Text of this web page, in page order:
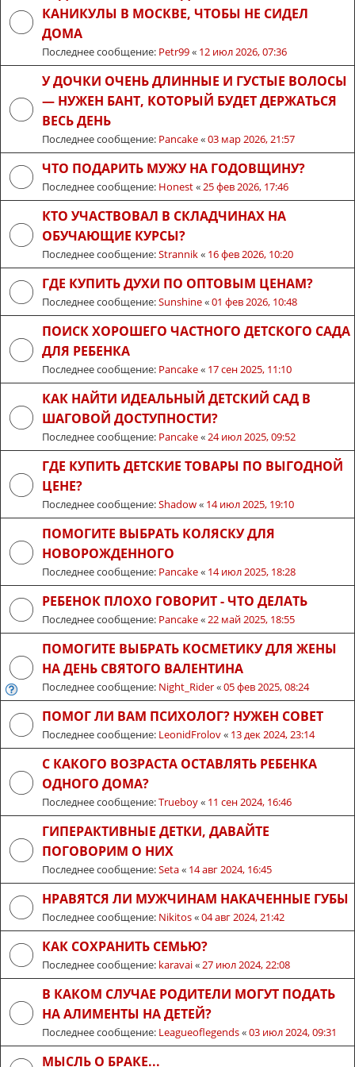
КАНИКУЛЫ В МОСКВЕ, ЧТОБЫ НЕ СИДЕЛ
ДОМА
Последнее сообщение: Petr99« 12 июл 2026, 07:36
У ДОЧКИ ОЧЕНЬ ДЛИННЫЕ И ГУСТЫЕ ВОЛОСЫ
— НУЖЕН БАНТ, КОТОРЫЙ БУДЕТ ДЕРЖАТЬСЯ
ВЕСЬ ДЕНЬ
Последнее сообщение: Pancake«03 мар 2026, 21:57
ЧТО ПОДАРИТЬ МУЖУ НА ГОДОВЩИНУ?
Последнее сообщение: Honest« 25 фев 2026, 17:46
КТО УЧАСТВОВАЛ В СКЛАДЧИНАХ НА
ОБУЧАЮЩИЕ КУРСЫ?
Последнее сообщение:Strannik« 16 фев 2026, 10:20
ГДЕ КУПИТЬ ДУХИ ПО ОПТОВЫМ ЦЕНАМ?
Последнее сообщение:Sunshine«01 фев 2026, 10:48
ПОИСК ХОРОШЕГО ЧАСТНОГО ДЕТСКОГО САДА
ДЛЯ РЕБЕНКА
Последнее сообщение: Pancake« 17 сен 2025, 11:10
КАК НАЙТИ ИДЕАЛЬНЫЙ ДЕТСКИЙ САД В
ШАГОВОЙ ДОСТУПНОСТИ?
Последнее сообщение: Pancake« 24 июл 2025, 09:52
ГДЕ КУПИТЬ ДЕТСКИЕ ТОВАРЫ ПО ВЫГОДНОЙ
ЦЕНЕ?
Последнее сообщение:Shadow« 14 июл 2025, 19:10
ПОМОГИТЕ ВЫБРАТЬ КОЛЯСКУ ДЛЯ
НОВОРОЖДЕННОГО
Последнее сообщение: Pancake« 14 июл 2025, 18:28
РЕБЕНОК ПЛОХО ГОВОРИТ - ЧТО ДЕЛАТЬ
Последнее сообщение: Pancake« 22 май 2025, 18:55
ПОМОГИТЕ ВЫБРАТЬ КОСМЕТИКУ ДЛЯ ЖЕНЫ
НА ДЕНЬ СВЯТОГО ВАЛЕНТИНА
Последнее сообщение: Night_Rider«05 фев 2025, 08:24
ПОМОГ ЛИ ВАМ ПСИХОЛОГ? НУЖЕН СОВЕТ
Последнее сообщение: LeonidFrolov« 13 дек 2024, 23:14
С КАКОГО ВОЗРАСТА ОСТАВЛЯТЬ РЕБЕНКА
ОДНОГО ДОМА?
Последнее сообщение:Trueboy« 11 сен 2024, 16:46
ГИПЕРАКТИВНЫЕ ДЕТКИ, ДАВАЙТЕ
ПОГОВОРИМ О НИХ
Последнее сообщение:Seta« 14 авг 2024, 16:45
НРАВЯТСЯ ЛИ МУЖЧИНАМ НАКАЧЕННЫЕ ГУБЫ
Последнее сообщение: Nikitos«04 авг 2024, 21:42
КАК СОХРАНИТЬ СЕМЬЮ?
Последнее сообщение: karavai« 27 июл 2024, 22:08
В КАКОМ СЛУЧАЕ РОДИТЕЛИ МОГУТ ПОДАТЬ
НА АЛИМЕНТЫ НА ДЕТЕЙ?
Последнее сообщение: Leagueoflegends«03 июл 2024, 09:31
МЫСЛЬ О БРАКЕ...